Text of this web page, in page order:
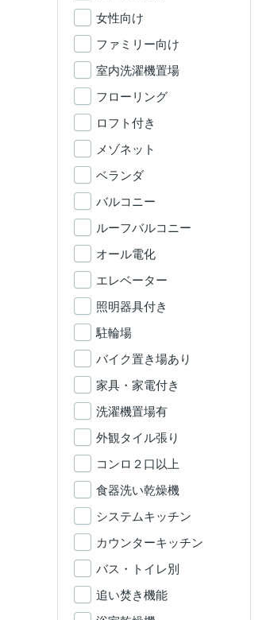
女性向け
ファミリー向け
室内洗濯機置場
フローリング
ロフト付き
メゾネット
ベランダ
バルコニー
ルーフバルコニー
オール電化
エレベーター
照明器具付き
駐輪場
バイク置き場あり
家具・家電付き
洗濯機置場有
外観タイル張り
コンロ２口以上
食器洗い乾燥機
システムキッチン
カウンターキッチン
バス・トイレ別
追い焚き機能